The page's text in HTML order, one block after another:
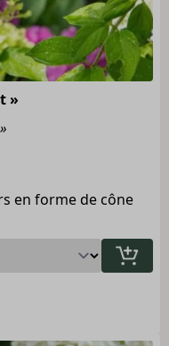
»
en forme de cône